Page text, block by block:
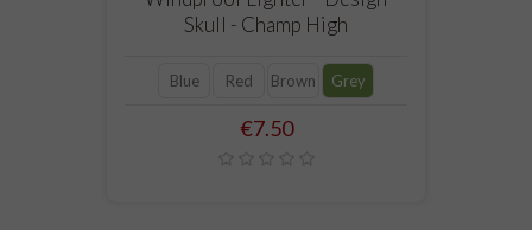
Skull - Champ High
Blue Red Brown Grey
Price
€7.50